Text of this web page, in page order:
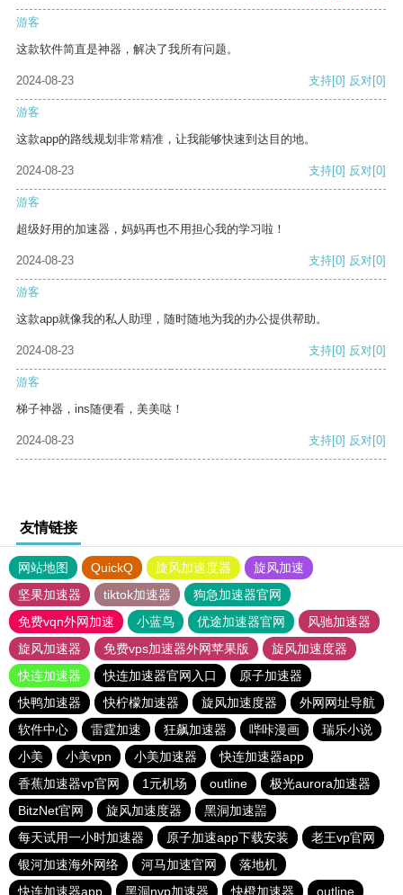
游客
这款软件简直是神器，解决了我所有问题。
2024-08-23 支持[0] 反对[0]
游客
这款app的路线规划非常精准，让我能够快速到达目的地。
2024-08-23 支持[0] 反对[0]
游客
超级好用的加速器，妈妈再也不用担心我的学习啦！
2024-08-23 支持[0] 反对[0]
游客
这款app就像我的私人助理，随时随地为我的办公提供帮助。
2024-08-23 支持[0] 反对[0]
游客
梯子神器，ins随便看，美美哒！
2024-08-23 支持[0] 反对[0]
友情链接
网站地图 QuickQ 旋风加速度器
旋风加速
坚果加速器
tiktok加速器
狗急加速器官网
免费vqn外网加速
小蓝鸟 优途加速器官网
风驰加速器
旋风加速器
免费vps加速器外网苹果版
旋风加速度器
快连加速器
快连加速器官网入口
原子加速器
快鸭加速器
快柠檬加速器 旋风加速度器
外网网址导航
软件中心
雷霆加速 狂飙加速器 哔咔漫画
瑞乐小说
小美
小美vpn 小美加速器
快连加速器app
香蕉加速器vp官网
1元机场 outline
极光aurora加速器
BitzNet官网
旋风加速度器
黑洞加速噐
每天试用一小时加速器
原子加速app下载安装
老王vp官网
银河加速海外网络
河马加速官网
落地机
快连加速器app
黑洞nvp加速器 快橙加速器 outline